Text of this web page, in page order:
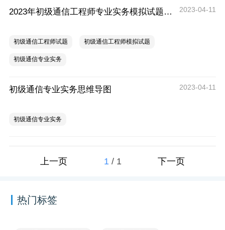
2023年初级通信工程师专业实务模拟试题（四） 2023-04-11
初级通信工程师试题 初级通信工程师模拟试题
初级通信专业实务
初级通信专业实务思维导图 2023-04-11
初级通信专业实务
上一页 1 / 1 下一页
热门标签